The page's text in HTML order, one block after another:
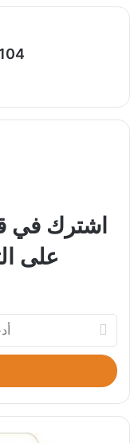
اشترك في
على
بريدك
الإلكتروني